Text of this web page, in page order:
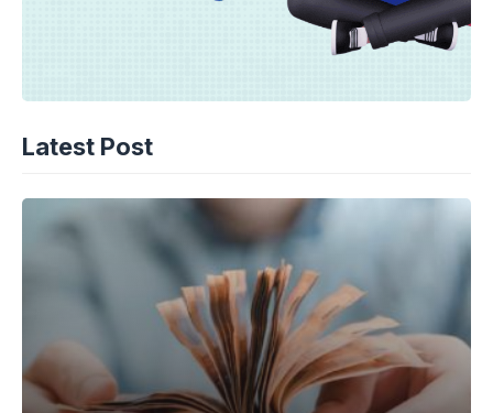
Latest Post